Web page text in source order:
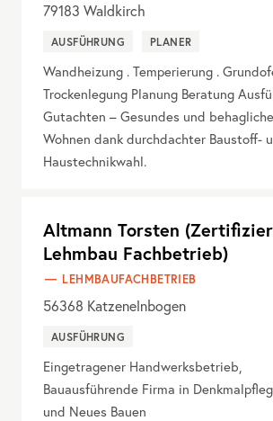
79183 Waldkirch
AUSFÜHRUNG PLANER
Wandheizung . Temperierung .
Trockenlegung Planung Beratung
Gutachten – Gesundes und
Wohnen dank durchdachter Baustoff-
Haustechnikwahl.
Altmann Torsten
Lehmbau Fachbetrieb)
LEHMBAUFACHBETRIEB
56368 Katzenelnbogen
AUSFÜHRUNG
Eingetragener Handwerksbetrieb,
Bauausführende Firma in
und Neues Bauen